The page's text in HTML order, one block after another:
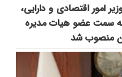
امور اقتصادی و دارایی،
سمت عضو هیات مدیره
منصوب شد